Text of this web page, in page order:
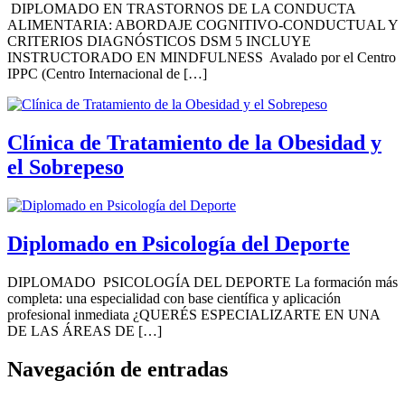
DIPLOMADO EN TRASTORNOS DE LA CONDUCTA
ALIMENTARIA: ABORDAJE COGNITIVO-CONDUCTUAL Y
CRITERIOS DIAGNÓSTICOS DSM 5 INCLUYE
INSTRUCTORADO EN MINDFULNESS Avalado por el Centro
IPPC (Centro Internacional de […]
Clínica de Tratamiento de la Obesidad y
el Sobrepeso
Diplomado en Psicología del Deporte
DIPLOMADO PSICOLOGÍA DEL DEPORTE La formación más
completa: una especialidad con base científica y aplicación
profesional inmediata ¿QUERÉS ESPECIALIZARTE EN UNA
DE LAS ÁREAS DE […]
Navegación de entradas